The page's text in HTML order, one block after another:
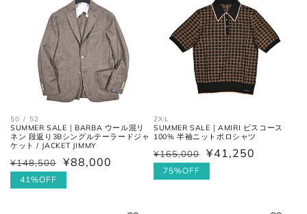
50 / 52
SUMMER SALE｜BARBA ウール混リ
ネン 段返り3Bシングルテーラードジャ
ケット / JACKET JIMMY
通
常
¥148,500
セ
ー
¥88,000
41%OFF
2XL
SUMMER SALE｜AMIRI ビスコース
100% 半袖ニットポロシャツ
通
常
¥165,000
セ
ー
¥41,250
75%OFF